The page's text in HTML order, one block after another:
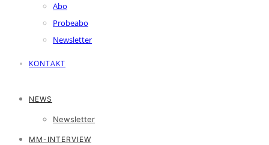
Abo
Probeabo
Newsletter
KONTAKT
NEWS
Newsletter
MM-INTERVIEW